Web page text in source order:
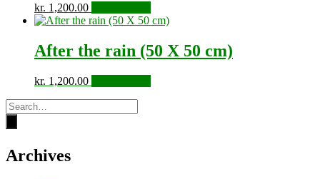
kr. 1,200.00
After the rain (50 X 50 cm)
kr. 1,200.00
Archives